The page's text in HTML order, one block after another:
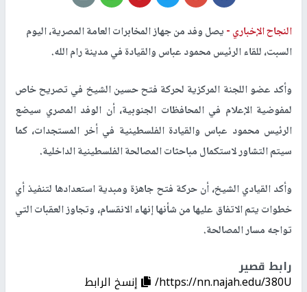
النجاح الإخباري -يصل وفد من جهاز المخابرات العامة المصرية، اليوم
السبت، للقاء الرئيس محمود عباس والقيادة في مدينة رام الله.
وأكد عضو اللجنة المركزية لحركة فتح حسين الشيخ في تصريح خاص
لمفوضية الإعلام في المحافظات الجنوبية، أن الوفد المصري سيضع
الرئيس محمود عباس والقيادة الفلسطينية في أخر المستجدات، كما
سيتم التشاور لاستكمال مباحثات المصالحة الفلسطينية الداخلية.
وأكد القيادي الشيخ، أن حركة فتح جاهزة ومبدية استعدادها لتنفيذ أي
خطوات يتم الاتفاق عليها من شأنها إنهاء الانقسام، وتجاوز العقبات التي
تواجه مسار المصالحة.
رابط قصير
https://nn.najah.edu/380U/
إنسخ الرابط